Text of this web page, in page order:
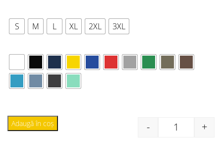
S M L XL 2XL 3XL
- +
Adaugă în coș